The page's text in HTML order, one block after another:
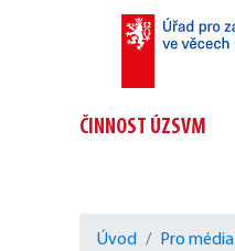
ČINNOST ÚZSVM
Úvod Pro média